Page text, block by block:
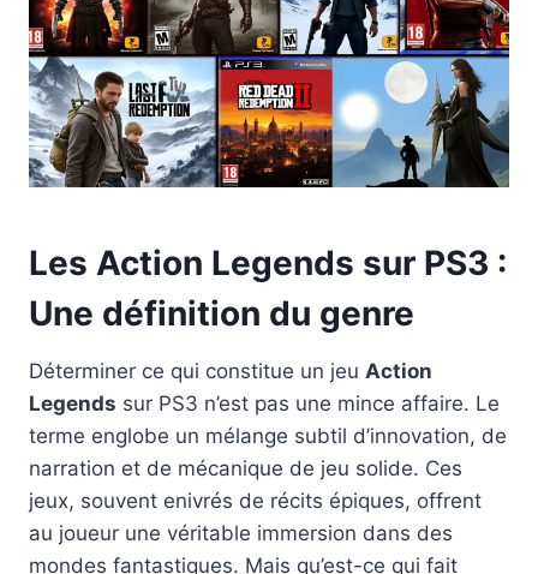
Les Action Legends sur PS3 :
Une définition du genre
Déterminer ce qui constitue un jeu Action
Legends sur PS3 n’est pas une mince affaire. Le
terme englobe un mélange subtil d’innovation, de
narration et de mécanique de jeu solide. Ces
jeux, souvent enivrés de récits épiques, offrent
au joueur une véritable immersion dans des
mondes fantastiques. Mais qu’est-ce qui fait